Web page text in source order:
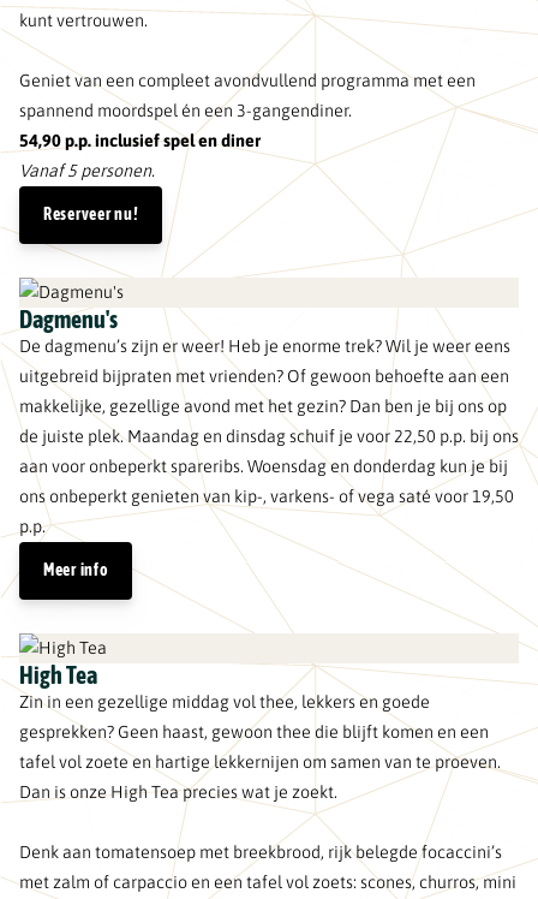
kunt vertrouwen.
Geniet van een compleet avondvullend programma met een
spannend moordspel én een 3-gangendiner.
54,90 p.p. inclusief spel en diner
Vanaf 5 personen.
Reserveer nu!
Dagmenu's
De dagmenu’s zijn er weer! Heb je enorme trek? Wil je weer eens
uitgebreid bijpraten met vrienden? Of gewoon behoefte aan een
makkelijke, gezellige avond met het gezin? Dan ben je bij ons op
de juiste plek. Maandag en dinsdag schuif je voor 22,50 p.p. bij ons
aan voor onbeperkt spareribs. Woensdag en donderdag kun je bij
ons onbeperkt genieten van kip-, varkens- of vega saté voor 19,50
p.p.
Meer info
High Tea
Zin in een gezellige middag vol thee, lekkers en goede
gesprekken? Geen haast, gewoon thee die blijft komen en een
tafel vol zoete en hartige lekkernijen om samen van te proeven.
Dan is onze High Tea precies wat je zoekt.
Denk aan tomatensoep met breekbrood, rijk belegde focaccini’s
met zalm of carpaccio en een tafel vol zoets: scones, churros, mini